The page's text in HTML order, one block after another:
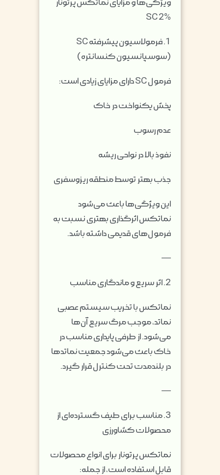
ویژگی‌ها و مزایای نماتکس پرتونار
SC 2%
1. فرمولاسیون پیشرفته SC
(سوسپانسیون کنسانتره)
فرمول SC دارای مزایای زیادی است:
پخش یکنواخت در خاک
عدم رسوب
نفوذ بالا در نواحی ریشه
جذب بهتر توسط منطقه ریزوسفری
این ویژگی‌ها باعث می‌شود
نماتکس اثرگذاری بهتری نسبت به
فرمول‌های قدیمی داشته باشد.
—
2. اثر سریع و ماندگاری مناسب
نماتکس با تخریب سیستم عصبی
نماتد، موجب مرگ سریع آن‌ها
می‌شود. از طرفی پایداری مناسب در
خاک باعث می‌شود جمعیت نماتدها
در بلندمدت تحت کنترل قرار گیرد.
—
3. مناسب برای طیف گسترده‌ای از
محصولات کشاورزی
نماتکس پرتونار برای انواع محصولات
قابل استفاده است، از جمله: